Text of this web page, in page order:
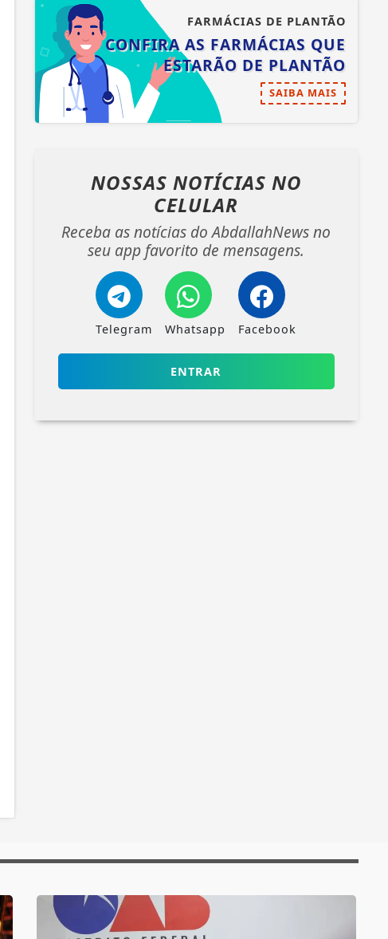
FARMÁCIAS DE PLANTÃO
CONFIRA AS FARMÁCIAS QUE
ESTARÃO DE PLANTÃO
SAIBA MAIS
NOSSAS NOTÍCIAS NO
CELULAR
Receba as notícias do AbdallahNews no
seu app favorito de mensagens.
Telegram Whatsapp Facebook
ENTRAR